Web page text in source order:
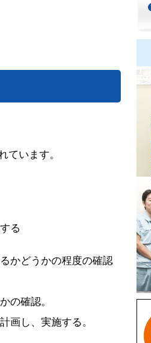
ています。
る
かどうかの程度の確認
の確認。
画し、実施する。